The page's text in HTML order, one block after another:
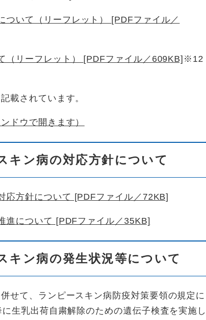
ついて（リーフレット） [PDFファイル／
（リーフレット） [PDFファイル／609KB] ※12
載されています。
ドウで開きます）
キン病の対応方針について
応方針について [PDFファイル／72KB]
進について [PDFファイル／35KB]
キン病の発生状況等について
せて、ランピースキン病防疫対策要領の規定に
生乳出荷自粛解除のための遺伝子検査を実施し